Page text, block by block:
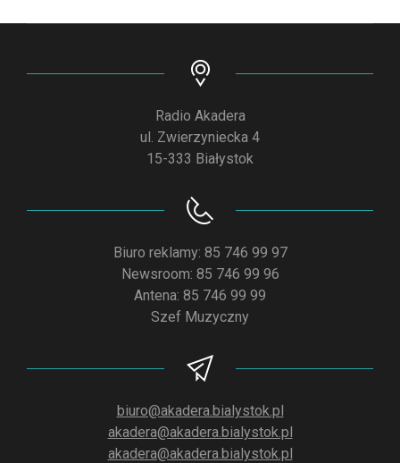
Radio Akadera
ul. Zwierzyniecka 4
15-333 Białystok
Biuro reklamy: 85 746 99 97
Newsroom: 85 746 99 96
Antena: 85 746 99 99
Szef Muzyczny
biuro@akadera.bialystok.pl
akadera@akadera.bialystok.pl
akadera@akadera.bialystok.pl